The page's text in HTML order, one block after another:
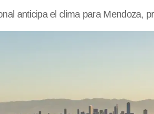
anticipa el clima para Mendoza,